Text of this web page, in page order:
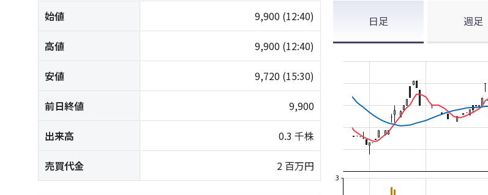
始値 9,900 (12:40)
高値 9,900 (12:40)
安値 9,720 (15:30)
前日終値 9,900
出来高 0.3 千株
売買代金 2 百万円
日足 週足
3